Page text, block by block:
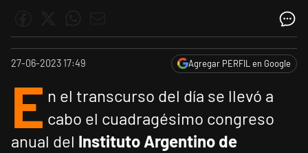
27-06-2023 17:49 Agregar PERFIL en Google
E n el transcurso del día se llevó a
cabo el cuadragésimo congreso
anual del Instituto Argentino de